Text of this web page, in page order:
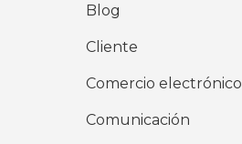
Blog
Cliente
Comercio electrónico
Comunicación